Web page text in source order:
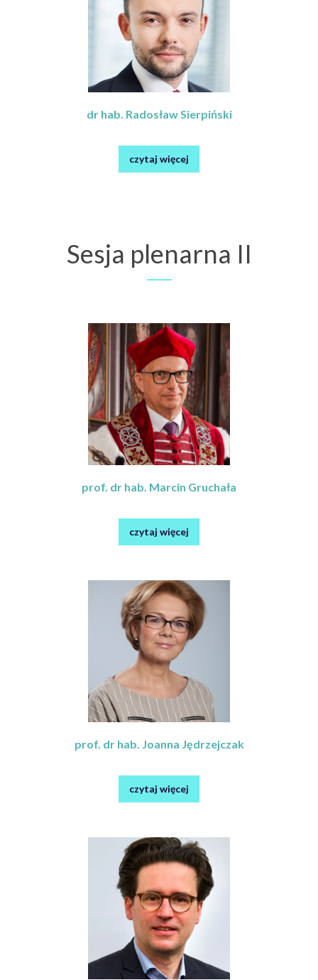
dr hab. Radosław Sierpiński
czytaj więcej
Sesja plenarna II
prof. dr hab. Marcin Gruchała
czytaj więcej
prof. dr hab. Joanna Jędrzejczak
czytaj więcej